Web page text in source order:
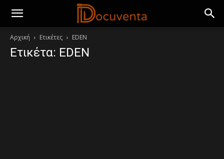
Αρχική Ετικέτες EDEN
Ετικέτα: EDEN